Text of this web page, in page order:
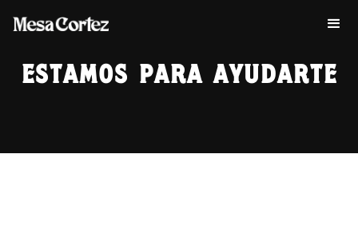
ESTAMOS PARA AYUDARTE